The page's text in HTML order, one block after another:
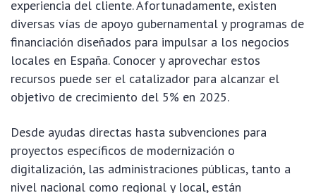
experiencia del cliente. Afortunadamente, existen
diversas vías de apoyo gubernamental y programas de
financiación diseñados para impulsar a los negocios
locales en España. Conocer y aprovechar estos
recursos puede ser el catalizador para alcanzar el
objetivo de crecimiento del 5% en 2025.
Desde ayudas directas hasta subvenciones para
proyectos específicos de modernización o
digitalización, las administraciones públicas, tanto a
nivel nacional como regional y local, están